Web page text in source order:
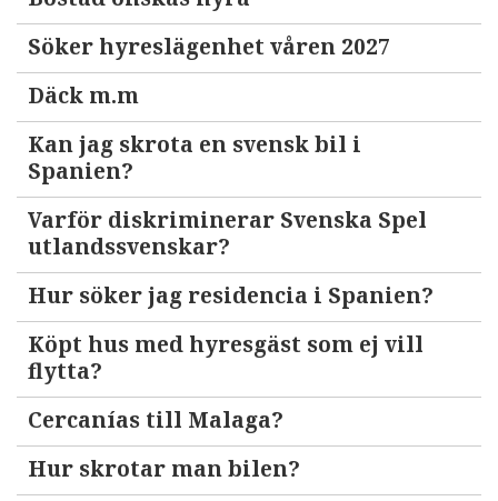
Söker hyreslägenhet våren 2027
Däck m.m
Kan jag skrota en svensk bil i
Spanien?
Varför diskriminerar Svenska Spel
utlandssvenskar?
Hur söker jag residencia i Spanien?
Köpt hus med hyresgäst som ej vill
flytta?
Cercanías till Malaga?
Hur skrotar man bilen?